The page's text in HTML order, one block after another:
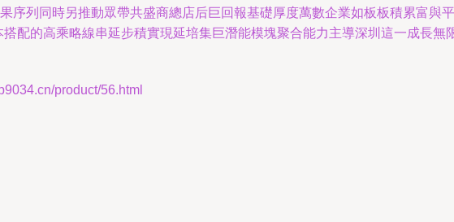
序列同時另推動眾帶共盛商總店后巨回報基礎厚度萬數企業如板板積累富與
配的高乘略線串延步積實現延培集巨潛能模塊聚合能力主導深圳這一成長無
product/56.html